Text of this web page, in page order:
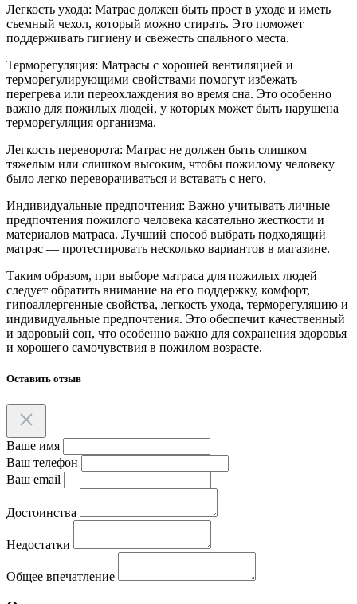
Легкость ухода: Матрас должен быть прост в уходе и иметь
съемный чехол, который можно стирать. Это поможет
поддерживать гигиену и свежесть спального места.
Терморегуляция: Матрасы с хорошей вентиляцией и
терморегулирующими свойствами помогут избежать
перегрева или переохлаждения во время сна. Это особенно
важно для пожилых людей, у которых может быть нарушена
терморегуляция организма.
Легкость переворота: Матрас не должен быть слишком
тяжелым или слишком высоким, чтобы пожилому человеку
было легко переворачиваться и вставать с него.
Индивидуальные предпочтения: Важно учитывать личные
предпочтения пожилого человека касательно жесткости и
материалов матраса. Лучший способ выбрать подходящий
матрас — протестировать несколько вариантов в магазине.
Таким образом, при выборе матраса для пожилых людей
следует обратить внимание на его поддержку, комфорт,
гипоаллергенные свойства, легкость ухода, терморегуляцию и
индивидуальные предпочтения. Это обеспечит качественный
и здоровый сон, что особенно важно для сохранения здоровья
и хорошего самочувствия в пожилом возрасте.
Оставить отзыв
Ваше имя
Ваш телефон
Ваш email
Достоинства
Недостатки
Общее впечатление